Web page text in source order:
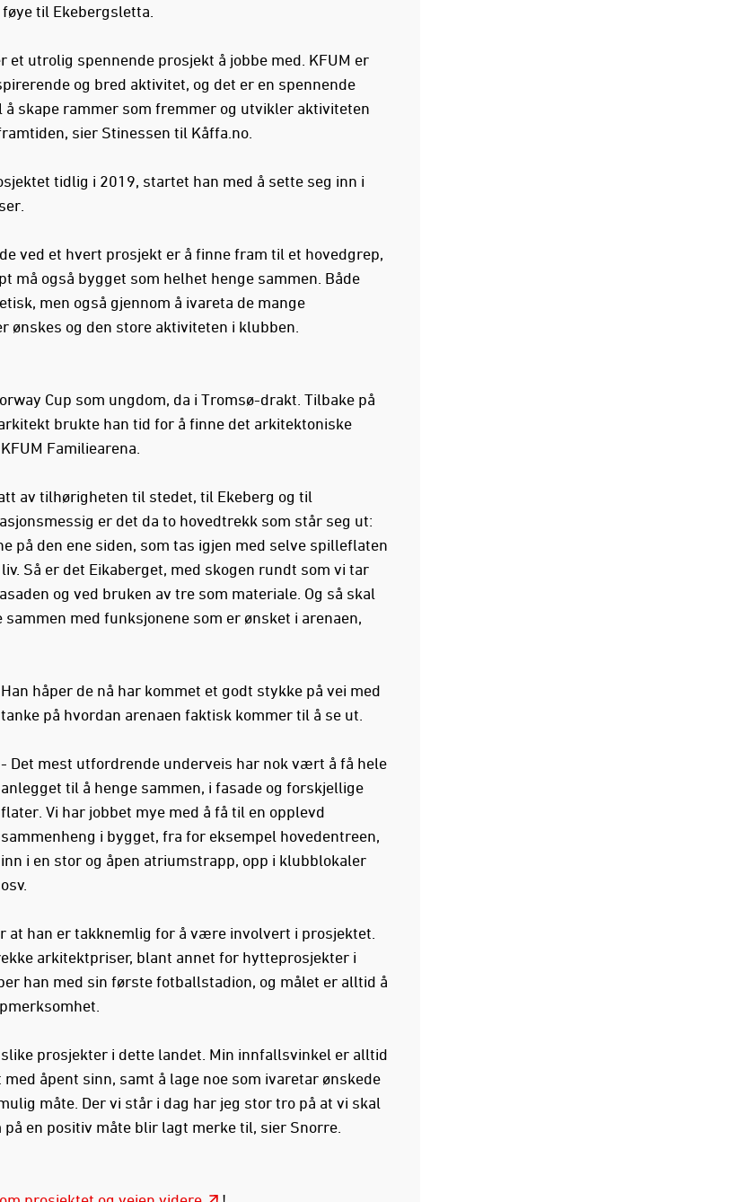
til Ekebergsletta.
et utrolig spennende prosjekt å jobbe med. KFUM er
og bred aktivitet, og det er en spennende
skape rammer som fremmer og utvikler aktiviteten
sier Stinessen til Kåffa.no.
tidlig i 2019, startet han med å sette seg inn i
ved et hvert prosjekt er å finne fram til et hovedgrep,
må også bygget som helhet henge sammen. Både
men også gjennom å ivareta de mange
ønskes og den store aktiviteten i klubben.
Cup som ungdom, da i Tromsø-drakt. Tilbake på
brukte han tid for å finne det arkitektoniske
Familiearena.
av tilhørigheten til stedet, til Ekeberg og til
er det da to hovedtrekk som står seg ut:
på den ene siden, som tas igjen med selve spilleflaten
Så er det Eikaberget, med skogen rundt som vi tar
og ved bruken av tre som materiale. Og så skal
med funksjonene som er ønsket i arenaen,
Han håper de nå har kommet et godt stykke på vei med
tanke på hvordan arenaen faktisk kommer til å se ut.
- Det mest utfordrende underveis har nok vært å få hele
anlegget til å henge sammen, i fasade og forskjellige
flater. Vi har jobbet mye med å få til en opplevd
sammenheng i bygget, fra for eksempel hovedentreen,
inn i en stor og åpen atriumstrapp, opp i klubblokaler
osv.
at han er takknemlig for å være involvert i prosjektet.
arkitektpriser, blant annet for hytteprosjekter i
han med sin første fotballstadion, og målet er alltid å
prosjekter i dette landet. Min innfallsvinkel er alltid
åpent sinn, samt å lage noe som ivaretar ønskede
måte. Der vi står i dag har jeg stor tro på at vi skal
på en positiv måte blir lagt merke til, sier Snorre.